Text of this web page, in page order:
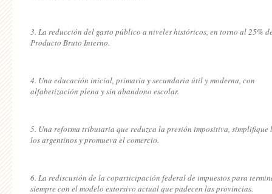
3. La reducción del gasto público a niveles históricos, en torno al 25%
Producto Bruto Interno.
4. Una educación inicial, primaria y secundaria útil y moderna, con
alfabetización plena y sin abandono escolar.
5. Una reforma tributaria que reduzca la presión impositiva, simplifique
los argentinos y promueva el comercio.
6. La rediscusión de la coparticipación federal de impuestos para
siempre con el modelo extorsivo actual que padecen las provincias.